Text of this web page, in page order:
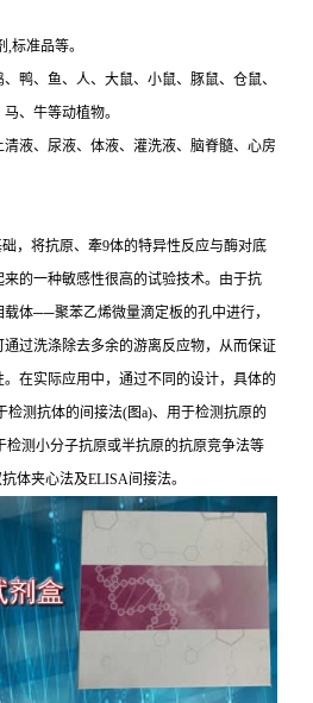
,标准品等。
鸭、鱼、人、大鼠、小鼠、豚鼠、仓鼠、
、牛等动植物。
液、尿液、体液、灌洗液、脑脊髓、心房
，将抗原、牽9体的特异性反应与酶对底
的一种敏感性很高的试验技术。由于抗
载体──聚苯乙烯微量滴定板的孔中进行，
过洗涤除去多余的游离反应物，从而保证
在实际应用中，通过不同的设计，具体的
检测抗体的间接法(图a)、用于检测抗原的
检测小分子抗原或半抗原的抗原竞争法等
体夹心法及ELISA间接法。